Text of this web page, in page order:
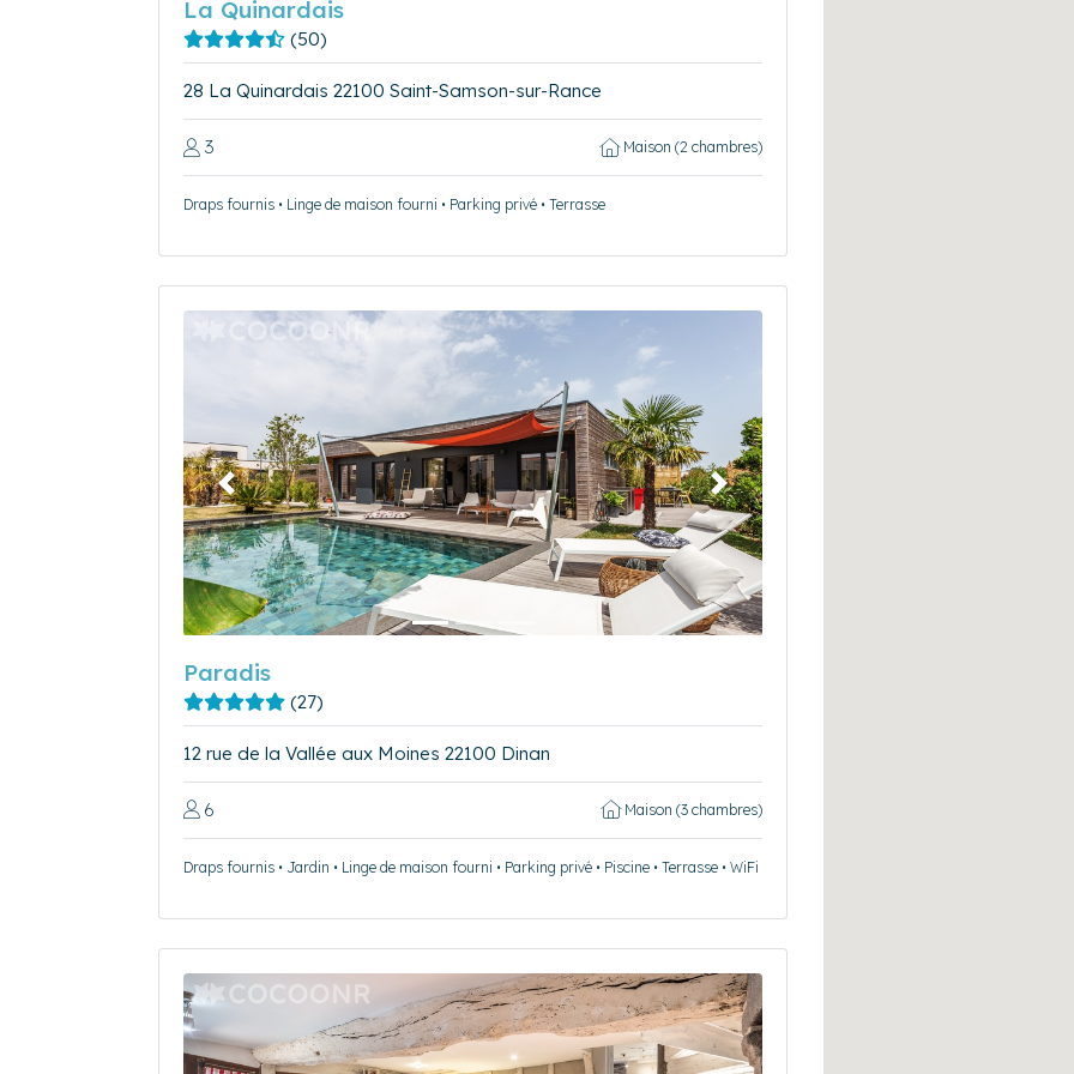
La Quinardais
(50)
28 La Quinardais 22100 Saint-Samson-sur-Rance
3 Maison (2 chambres)
Draps fournis • Linge de maison fourni • Parking privé • Terrasse
Précédent Suivant
Paradis
(27)
12 rue de la Vallée aux Moines 22100 Dinan
6 Maison (3 chambres)
Draps fournis • Jardin • Linge de maison fourni • Parking privé • Piscine • Terrasse • WiFi